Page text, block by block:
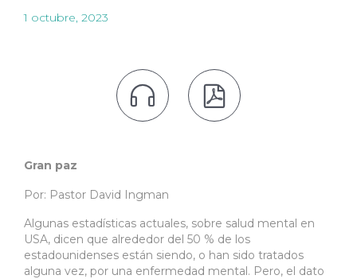
1 octubre, 2023
 
Gran paz
Por: Pastor David Ingman
Algunas estadísticas actuales, sobre salud mental en
USA, dicen que alrededor del 50 % de los
estadounidenses están siendo, o han sido tratados
alguna vez, por una enfermedad mental. Pero, el dato